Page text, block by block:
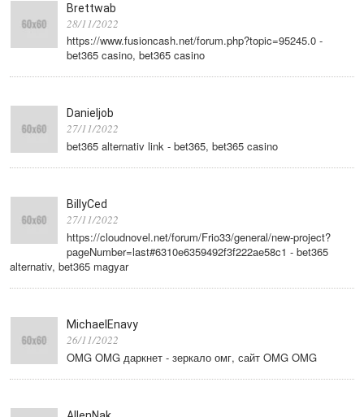
Brettwab
28/11/2022
https://www.fusioncash.net/forum.php?topic=95245.0 -
bet365 casino, bet365 casino
Danieljob
27/11/2022
bet365 alternativ link - bet365, bet365 casino
BillyCed
27/11/2022
https://cloudnovel.net/forum/Frio33/general/new-project?
pageNumber=last#6310e6359492f3f222ae58c1 - bet365
alternativ, bet365 magyar
MichaelEnavy
26/11/2022
OMG OMG даркнет - зеркало омг, сайт OMG OMG